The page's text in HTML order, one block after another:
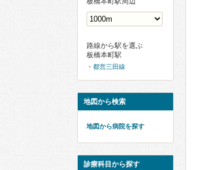
路線から駅を選ぶ
板橋本町駅
都営三田線
地図から検索
地図から病院を探す
診療科目から探す